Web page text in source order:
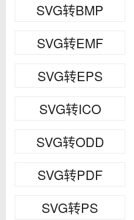
SVG转BMP
SVG转EMF
SVG转EPS
SVG转ICO
SVG转ODD
SVG转PDF
SVG转PS